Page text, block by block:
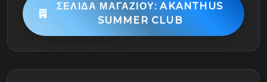
ΣΕΛΊΔΑ ΜΑΓΑΖΙΟΎ: AKANTHUS
SUMMER CLUB